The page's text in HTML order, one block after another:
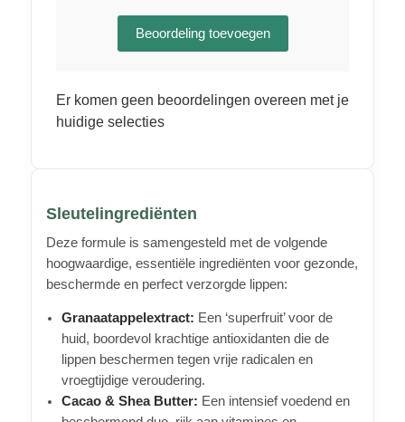
Beoordeling toevoegen
Er komen geen beoordelingen overeen met je
huidige selecties
Sleutelingrediënten
Deze formule is samengesteld met de volgende
hoogwaardige, essentiële ingrediënten voor gezonde,
beschermde en perfect verzorgde lippen:
Granaatappelextract: Een ‘superfruit’ voor de
huid, boordevol krachtige antioxidanten die de
lippen beschermen tegen vrije radicalen en
vroegtijdige veroudering.
Cacao & Shea Butter: Een intensief voedend en